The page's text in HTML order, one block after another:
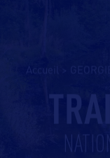
Accueil